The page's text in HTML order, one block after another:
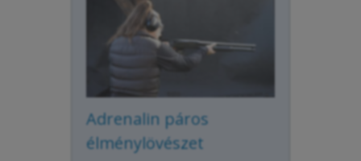
Adrenalin páros
élménylövészet